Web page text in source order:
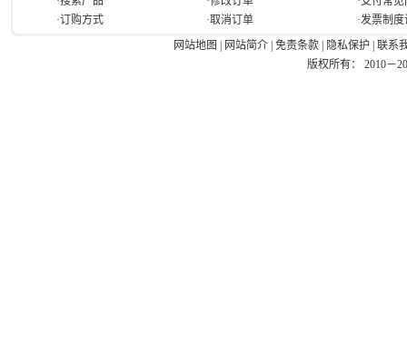
·订购方式
·取消订单
·发票制
网站地图
网站简介 免责条款 隐私保护
联系
版权所有： 2010－